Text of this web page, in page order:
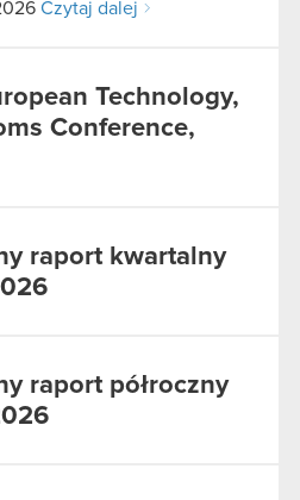
Czytaj dalej
Technology,
Conference,
raport kwartalny
raport półroczny